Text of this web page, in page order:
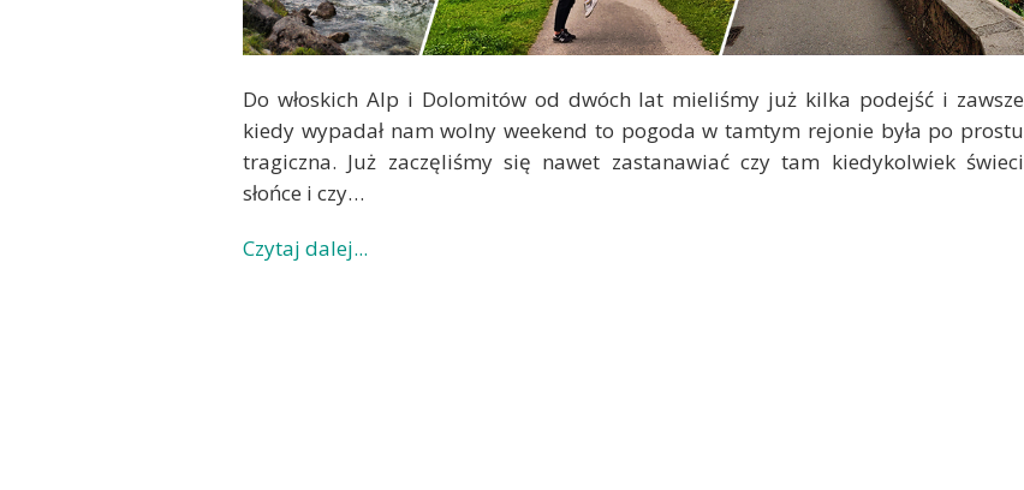
Do włoskich Alp i Dolomitów od dwóch lat mieliśmy już kilka podejść i zawsze
kiedy wypadał nam wolny weekend to pogoda w tamtym rejonie była po prostu
tragiczna. Już zaczęliśmy się nawet zastanawiać czy tam kiedykolwiek świeci
słońce i czy…
Czytaj dalej...